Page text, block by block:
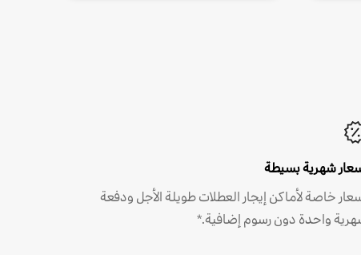
شهرية بسيطة
خاصة لأماكن إيجار العطلات طويلة الأجل ودفعة
واحدة دون رسوم إضافية.*